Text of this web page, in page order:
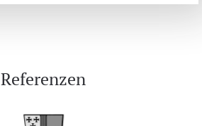
Referenzen